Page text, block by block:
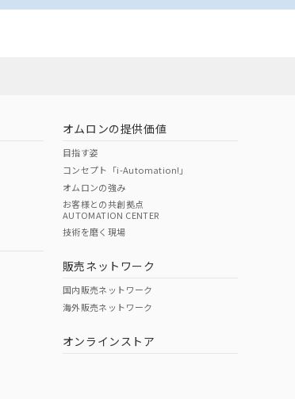
オムロンの提供価値
目指す姿
コンセプト「i-Automation!」
オムロンの強み
お客様との共創拠点
AUTOMATION CENTER
技術を磨く現場
販売ネットワーク
国内販売ネットワーク
海外販売ネットワーク
オンラインストア